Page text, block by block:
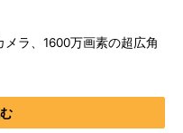
ラ、1600万画素の超広角